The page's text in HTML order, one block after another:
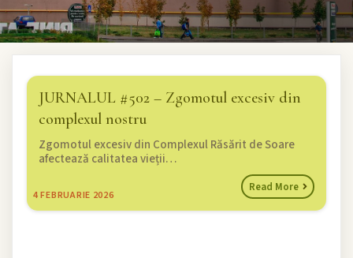
JURNALUL #502 – Zgomotul excesiv din
complexul nostru
4 FEBRUARIE 2026
Zgomotul excesiv din Complexul Răsărit de Soare
afectează calitatea vieții…
Read More